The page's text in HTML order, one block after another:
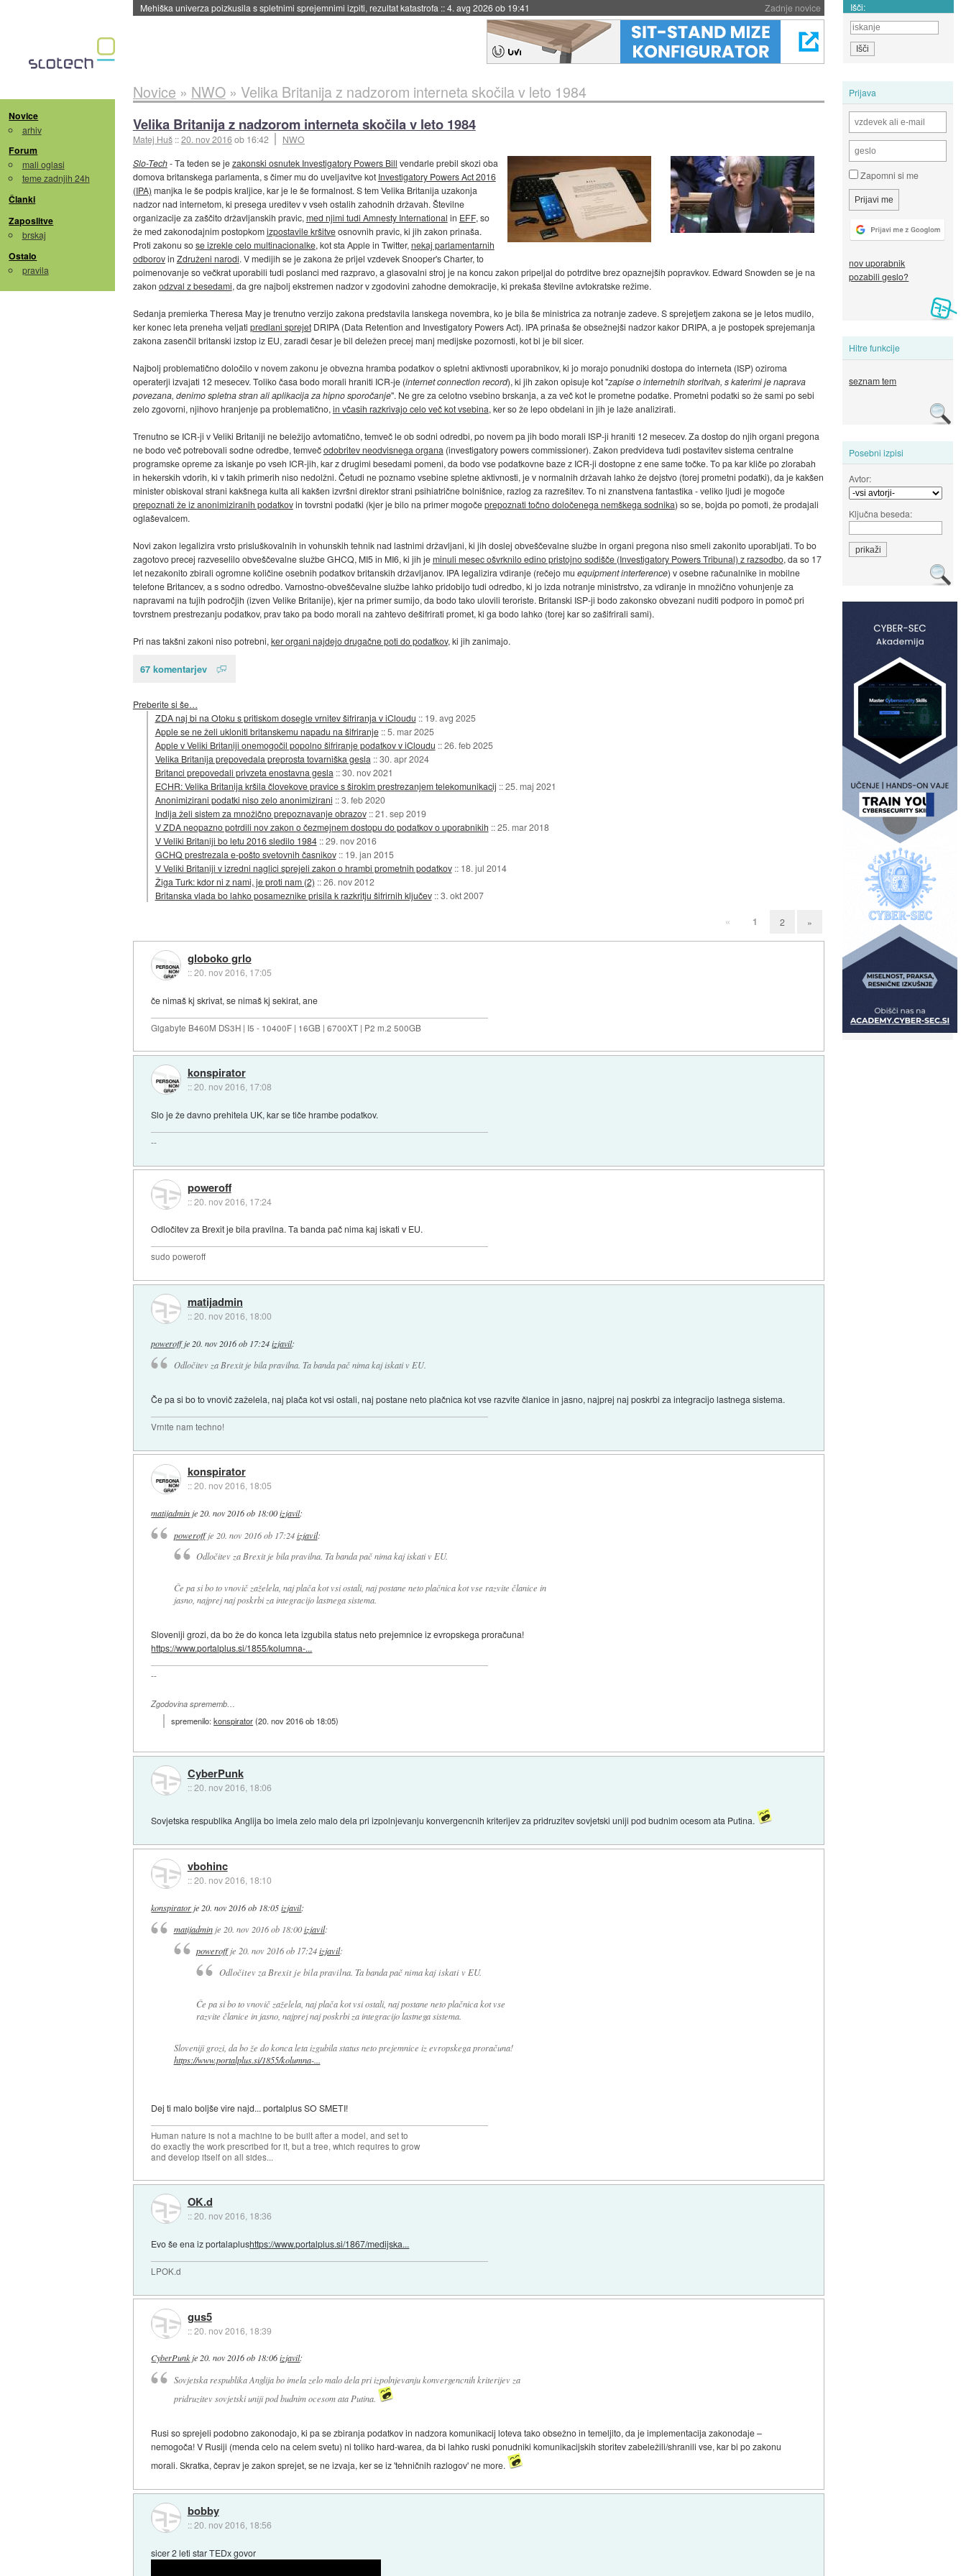
Zadnje novice
Evropska vesoljska agencija razvija svojo raketo za večkratno uporabo::4. avg 2026 ob 19:41 Išči:
Novice
arhiv
Forum
mali oglasi
teme zadnjih 24h
Članki
Zaposlitve
brskaj
Ostalo
pravila
Prijava
Zapomni si me
nov uporabnik
pozabili geslo?
Hitre funkcije
seznam tem
Posebni izpisi
Avtor:
Ključna beseda:
Novice » NWO» Velika Britanija z nadzorom interneta skočila v leto 1984
Velika Britanija z nadzorom interneta skočila v leto 1984
Matej Huš ::20. nov 2016ob 16:42
NWO
Slo-Tech- Ta teden se jezakonski osnutek Investigatory Powers Bill vendarle prebil skozi oba
domova britanskega parlamenta, s čimer mu do uveljavitve kot Investigatory Powers Act 2016
(IPA) manjka le še podpis kraljice, kar je le še formalnost. S tem Velika Britanija uzakonja
nadzor nad internetom, ki presega ureditev v vseh ostalih zahodnih državah. Številne
organizacije za zaščito državljanskih pravic, med njimi tudi Amnesty International in EFF, so
že med zakonodajnim postopkomizpostavile kršitveosnovnih pravic, ki jih zakon prinaša.
Proti zakonu sose izrekle celo multinacionalke, kot sta Apple in Twitter, nekaj parlamentarnih
odborovin Združeni narodi. V medijih se je zakona že prijel vzdevek Snooper's Charter, to
poimenovanje so večkrat uporabili tudi poslanci med razpravo, a glasovalni stroj je na koncu zakon pripeljal do potrditve brez opaznejših popravkov. Edward Snowden se je na
zakon odzval z besedami, da gre najbolj ekstremen nadzor v zgodovini zahodne demokracije, ki prekaša številne avtokratske režime.
Sedanja premierka Theresa May je trenutno verzijo zakona predstavila lanskega novembra, ko je bila še ministrica za notranje zadeve. S sprejetjem zakona se je letos mudilo,
ker konec leta preneha veljati predlani sprejetDRIPA (Data Retention and Investigatory Powers Act). IPA prinaša še obsežnejši nadzor kakor DRIPA, a je postopek sprejemanja
zakona zasenčil britanski izstop iz EU, zaradi česar je bil deležen precej manj medijske pozornosti, kot bi je bil sicer.
Najbolj problematično določilo v novem zakonu je obvezna hramba podatkov o spletni aktivnosti uporabnikov, ki jo morajo ponudniki dostopa do interneta (ISP) oziroma
operaterji izvajati 12 mesecev. Toliko časa bodo morali hraniti ICR-je (internet connection record), ki jih zakon opisuje kot "zapise o internetnih storitvah, s katerimi je naprava
povezana, denimo spletna stran ali aplikacija za hipno sporočanje". Ne gre za celotno vsebino brskanja, a za več kot le prometne podatke. Prometni podatki so že sami po sebi
zelo zgovorni, njihovo hranjenje pa problematično, in včasih razkrivajo celo več kot vsebina, ker so že lepo obdelani in jih je laže analizirati.
Trenutno se ICR-ji v Veliki Britaniji ne beležijo avtomatično, temveč le ob sodni odredbi, po novem pa jih bodo morali ISP-ji hraniti 12 mesecev. Za dostop do njih organi pregona
ne bodo več potrebovali sodne odredbe, temvečodobritev neodvisnega organa (investigatory powers commissioner). Zakon predvideva tudi postavitev sistema centralne
programske opreme za iskanje po vseh ICR-jih, kar z drugimi besedami pomeni, da bodo vse podatkovne baze z ICR-ji dostopne z ene same točke. To pa kar kliče po zlorabah
in hekerskih vdorih, ki v takih primerih niso nedolžni. Četudi ne poznamo vsebine spletne aktivnosti, je v normalnih državah lahko že dejstvo (torej prometni podatki), da je kakšen
minister obiskoval strani kakšnega kulta ali kakšen izvršni direktor strani psihiatrične bolnišnice, razlog za razrešitev. To ni znanstvena fantastika - veliko ljudi je mogoče
prepoznati že iz anonimiziranih podatkovin tovrstni podatki (kjer je bilo na primer mogočeprepoznati točno določenega nemškega sodnika) so se, bojda po pomoti, že prodajali
oglaševalcem.
Novi zakon legalizira vrsto prisluškovalnih in vohunskih tehnik nad lastnimi državljani, ki jih doslej obveščevalne službe in organi pregona niso smeli zakonito uporabljati. To bo
zagotovo precej razveselilo obveščevalne službe GHCQ, MI5 in MI6, ki jih jeminuli mesec ošvrknilo edino pristojno sodišče (Investigatory Powers Tribunal) z razsodbo, da so 17
let nezakonito zbirali ogromne količine osebnih podatkov britanskih državljanov. IPA legalizira vdiranje (rečejo mu equipment interference) v osebne računalnike in mobilne
telefone Britancev, a s sodno odredbo. Varnostno-obveščevalne službe lahko pridobijo tudi odredbo, ki jo izda notranje ministrstvo, za vdiranje in množično vohunjenje za
napravami na tujih področjih (izven Velike Britanije), kjer na primer sumijo, da bodo tako ulovili teroriste. Britanski ISP-ji bodo zakonsko obvezani nuditi podporo in pomoč pri
tovrstnem prestrezanju podatkov, prav tako pa bodo morali na zahtevo dešifrirati promet, ki ga bodo lahko (torej kar so zašifrirali sami).
Pri nas takšni zakoni niso potrebni, ker organi najdejo drugačne poti do podatkov, ki jih zanimajo.
67 komentarjev
Preberite si še…
ZDA naj bi na Otoku s pritiskom dosegle vrnitev šifriranja v iCloudu :: 19. avg 2025
Apple se ne želi ukloniti britanskemu napadu na šifriranje ::5. mar 2025
Apple v Veliki Britaniji onemogočil popolno šifriranje podatkov v iCloudu ::26. feb 2025
Velika Britanija prepovedala preprosta tovarniška gesla ::30. apr 2024
Britanci prepovedali privzeta enostavna gesla ::30. nov 2021
ECHR: Velika Britanija kršila človekove pravice s širokim prestrezanjem telekomunikacij ::25. maj 2021
Anonimizirani podatki niso zelo anonimizirani ::3. feb 2020
Indija želi sistem za množično prepoznavanje obrazov ::21. sep 2019
V ZDA neopazno potrdili nov zakon o čezmejnem dostopu do podatkov o uporabnikih ::25. mar 2018
V Veliki Britaniji bo letu 2016 sledilo 1984 ::29. nov 2016
GCHQ prestrezala e-pošto svetovnih časnikov :: 19. jan 2015
V Veliki Britaniji v izredni naglici sprejeli zakon o hrambi prometnih podatkov :: 18. jul 2014
Žiga Turk: kdor ni z nami, je proti nam (2) ::26. nov 2012
Britanska vlada bo lahko posameznike prisila k razkritju šifrirnih ključev ::3. okt 2007
« 1 2 »
globoko grlo
::20. nov 2016, 17:05
če nimaš kj skrivat, se nimaš kj sekirat, ane
Gigabyte B460M DS3H | I5 - 10400F | 16GB | 6700XT | P2 m.2 500GB
konspirator
::20. nov 2016, 17:08
Slo je že davno prehitela UK, kar se tiče hrambe podatkov.
--
poweroff
::20. nov 2016, 17:24
Odločitev za Brexit je bila pravilna. Ta banda pač nima kaj iskati v EU.
sudo poweroff
matijadmin
::20. nov 2016, 18:00
poweroffje 20. nov 2016 ob 17:24 izjavil:
Odločitev za Brexit je bila pravilna. Ta banda pač nima kaj iskati v EU.
Če pa si bo to vnovič zaželela, naj plača kot vsi ostali, naj postane neto plačnica kot vse razvite članice in jasno, najprej naj poskrbi za integracijo lastnega sistema.
Vrnite nam techno!
konspirator
::20. nov 2016, 18:05
matijadmin je 20. nov 2016 ob 18:00 izjavil:
poweroffje 20. nov 2016 ob 17:24 izjavil:
Odločitev za Brexit je bila pravilna. Ta banda pač nima kaj iskati v EU.
Če pa si bo to vnovič zaželela, naj plača kot vsi ostali, naj postane neto plačnica kot vse razvite članice in
jasno, najprej naj poskrbi za integracijo lastnega sistema.
Sloveniji grozi, da bo že do konca leta izgubila status neto prejemnice iz evropskega proračuna!
https://www.portalplus.si/1855/kolumna-...
--
Zgodovina sprememb…
spremenilo:konspirator(20. nov 2016 ob 18:05)
CyberPunk
::20. nov 2016, 18:06
Sovjetska respublika Anglija bo imela zelo malo dela pri izpolnjevanju konvergencnih kriterijev za pridruzitev sovjetski uniji pod budnim ocesom ata Putina.
vbohinc
::20. nov 2016, 18:10
konspirator je 20. nov 2016 ob 18:05 izjavil:
matijadminje 20. nov 2016 ob 18:00 izjavil:
poweroffje 20. nov 2016 ob 17:24izjavil:
Odločitev za Brexit je bila pravilna. Ta banda pač nima kaj iskati v EU.
Če pa si bo to vnovič zaželela, naj plača kot vsi ostali, naj postane neto plačnica kot vse
razvite članice in jasno, najprej naj poskrbi za integracijo lastnega sistema.
Sloveniji grozi, da bo že do konca leta izgubila status neto prejemnice iz evropskega proračuna!
https://www.portalplus.si/1855/kolumna-...
Dej ti malo boljše vire najd... portalplus SO SMETI!
Human nature is not a machine to be built after a model, and set to
do exactly the work prescribed for it, but a tree, which requires to grow
and develop itself on all sides...
OK.d
::20. nov 2016, 18:36
Evo še ena iz portalaplushttps://www.portalplus.si/1867/medijska...
LPOK.d
gus5
::20. nov 2016, 18:39
CyberPunkje20. nov 2016 ob 18:06 izjavil:
Sovjetska respublika Anglija bo imela zelo malo dela pri izpolnjevanju konvergencnih kriterijev za
pridruzitev sovjetski uniji pod budnim ocesom ata Putina.
Rusi so sprejeli podobno zakonodajo, ki pa se zbiranja podatkov in nadzora komunikacij loteva tako obsežno in temeljito, da je implementacija zakonodaje –
nemogoča! V Rusiji (menda celo na celem svetu) ni toliko hard-warea, da bi lahko ruski ponudniki komunikacijskih storitev zabeležili/shranili vse, kar bi po zakonu
morali. Skratka, čeprav je zakon sprejet, se ne izvaja, ker se iz 'tehničnih razlogov' ne more.
bobby
::20. nov 2016, 18:56
sicer 2 leti star TEDx govor